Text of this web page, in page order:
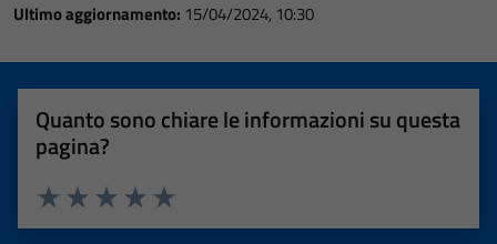
Ultimo aggiornamento: 15/04/2024, 10:30
Quanto sono chiare le informazioni su questa
pagina?
Valuta 5 stelle su 5
Valuta 4 stelle su 5
Valuta 3 stelle su 5
Valuta 2 stelle su 5
Valuta 1 stelle su 5